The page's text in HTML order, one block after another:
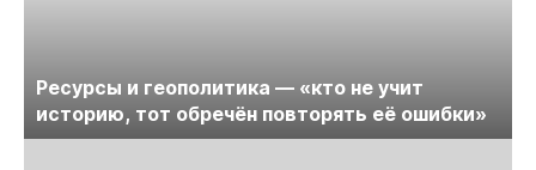
Ресурсы и геополитика — «кто не учит
историю, тот обречён повторять её ошибки»